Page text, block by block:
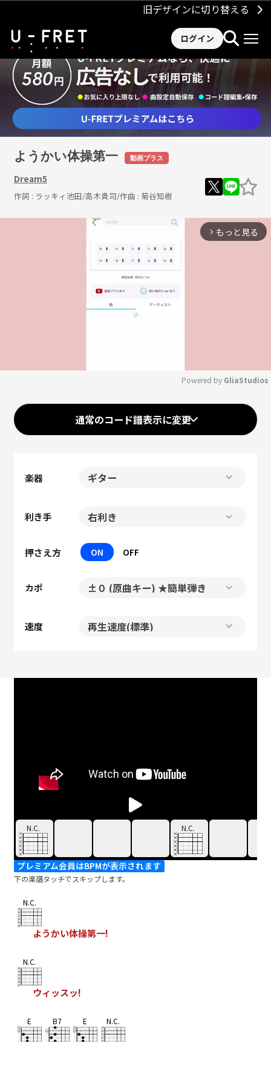
旧デザインに切り替える
ログイン
ようかい体操第一 動画プラス
Dream5
作詞 : ラッキィ池田/高木貴司/作曲 : 菊谷知樹
arrow_forward_ios もっと見る
Mute
Powered by GliaStudios
通常のコード譜表示に変更
楽器
利き手
押さえ方 ON OFF
カポ
速度
N.C. N.C.
プレミアム会員はBPMが表示されます
下の楽譜タッチでスキップします。
N.C.
ようかい体操第一!
N.C.
ウィッスッ!
E B7 E N.C.